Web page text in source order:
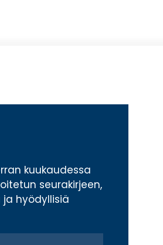
kuukaudessa
seurakirjeen,
hyödyllisiä